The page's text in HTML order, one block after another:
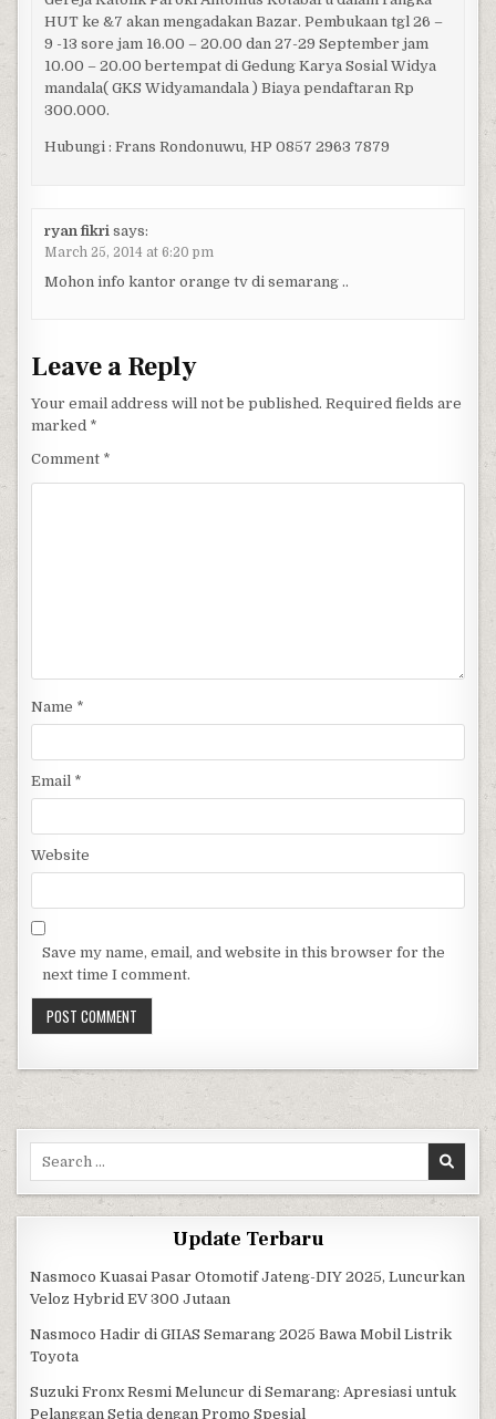
HUT ke &7 akan mengadakan Bazar. Pembukaan tgl 26 –
9 -13 sore jam 16.00 – 20.00 dan 27-29 September jam
10.00 – 20.00 bertempat di Gedung Karya Sosial Widya
mandala( GKS Widyamandala ) Biaya pendaftaran Rp
300.000.
Hubungi : Frans Rondonuwu, HP 0857 2963 7879
ryan fikri says:
March 25, 2014 at 6:20 pm
Mohon info kantor orange tv di semarang ..
Leave a Reply
Your email address will not be published. Required fields are
marked *
Comment *
Name *
Email *
Website
Save my name, email, and website in this browser for the
next time I comment.
Update Terbaru
Nasmoco Kuasai Pasar Otomotif Jateng-DIY 2025, Luncurkan
Veloz Hybrid EV 300 Jutaan
Nasmoco Hadir di GIIAS Semarang 2025 Bawa Mobil Listrik
Toyota
Suzuki Fronx Resmi Meluncur di Semarang: Apresiasi untuk
Pelanggan Setia dengan Promo Spesial